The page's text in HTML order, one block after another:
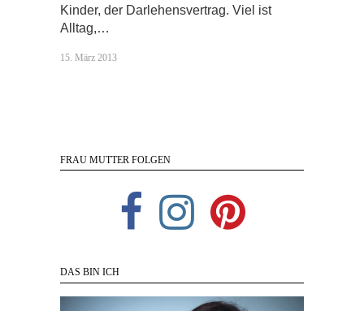
Kinder, der Darlehensvertrag. Viel ist
Alltag,…
15. März 2013
FRAU MUTTER FOLGEN
DAS BIN ICH